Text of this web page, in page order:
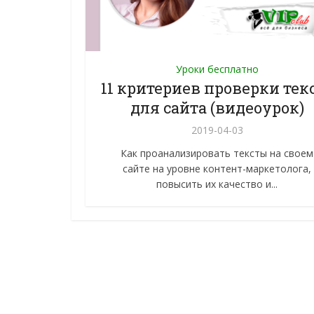
Уроки бесплатно
11 критериев проверки
для сайта (видеоурок)
2019-04-03
Как проанализировать тексты на своем
сайте на уровне контент-маркетолога,
повысить их качество и...